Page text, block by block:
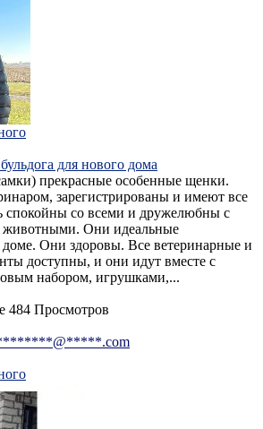
для нового дома
прекрасные особенные щенки.
зарегистрированы и имеют все
спокойны со всеми и дружелюбны с
Они идеальные
Они здоровы. Все ветеринарные и
доступны, и они идут вместе с
набором, игрушками,...
484 Просмотров